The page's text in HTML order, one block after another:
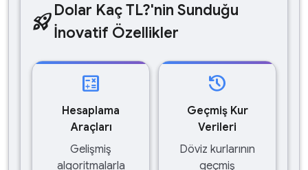
rocket_launchDolar Kaç TL?'nin Sunduğu
İnovatif Özellikler
calculate
Hesaplama
Araçları
Gelişmiş
algoritmalarla
history
Geçmiş Kur
Verileri
Döviz kurlarının
geçmiş